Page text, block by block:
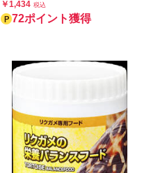
￥1,434 税込
72ポイント獲得